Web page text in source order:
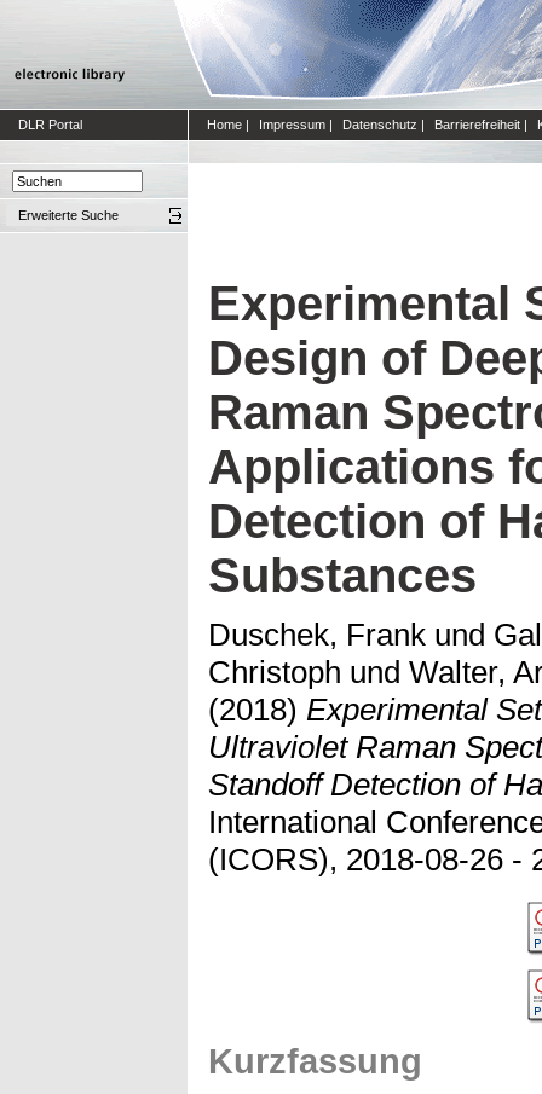
DLR Portal Home | Impressum | Datenschutz | Barrierefreiheit |
Erweiterte Suche
Experimental
Design of
Raman
Applications
Detection of
Substances
Duschek, Frank und
Christoph und Walter,
(2018) Experimental
Ultraviolet Raman
Standoff Detection of
International
(ICORS), 2018-08-26 -
Kurzfassung